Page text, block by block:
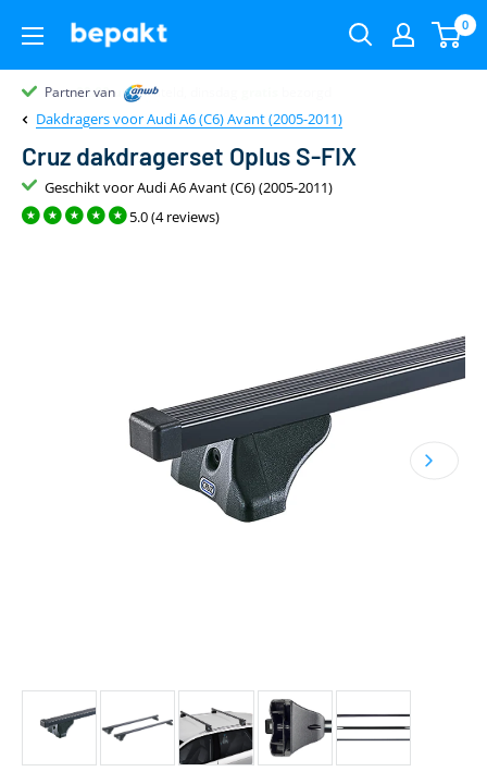
0
22.00uur
Partner van
Partner van
Klantenbeoordeling 9.4
Dakdragers voor Audi A6 (C6) Avant (2005-2011)
Cruz dakdragerset Oplus S-FIX
Geschikt voor Audi A6 Avant (C6) (2005-2011)
5.0 (4 reviews)